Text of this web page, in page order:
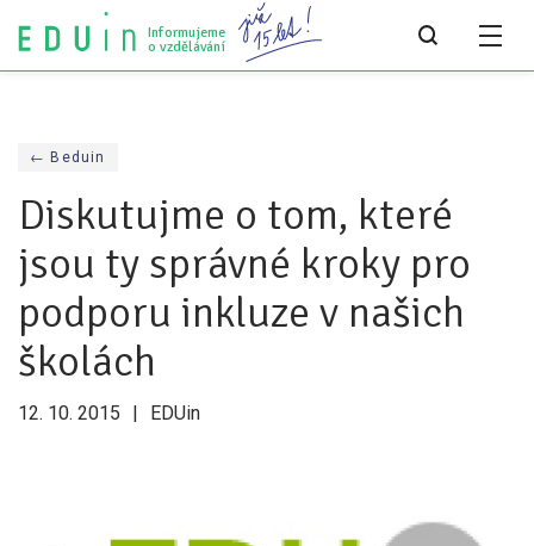
Informujeme
o vzdělávání
Všechny články
Všechny články
Týdeník bEDUin
Analýzy
Audit vzdělávacího systému
Všechny analýzy
← Beduin
Diskutujme o tom, které
jsou ty správné kroky pro
podporu inkluze v našich
školách
12. 10. 2015 EDUin